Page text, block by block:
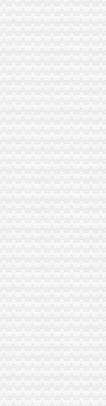
能办事好办事办成事_金羊
频道_凤凰网
显示屏（模组）_捷配电子
？--在线法律咨询|律师365(
名,江北,九龙坡,
保核赔流程分析个人简历汇总|
一般纳税人申请代办_一般纳税
】
业资质代理_资质代办机构
工英才网
在线法律咨询|律师365(.
】_考研_无忧考网
一起网装修
简政放权放管结合优化服务
责任担当——来自重庆市工商
稳健增长_动态
人民
哦_百度知道
劳动纠纷_中梁山劳动争议咨询
_澳凯龙（）_公
网
才网联
能办事好办事办成事_国内
理程序价格|批发-苹果6S手机
司_重庆代办公司_重庆注册公
限公司招聘槽车物流主管-中
要闻-重庆乐居网
产计划员个人简历汇总|九龙
、增资验资、公司注销-公司
-选项目-投融界|专业的融资